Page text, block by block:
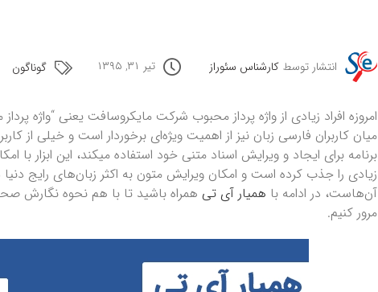
انتشار توسط کارشناس سئوراز تیر ۳۱, ۱۳۹۵ گوناگون
امروزه افراد زیادی از واژه پرداز محبوب شرکت مایکروسافت یعنی “واژه
میان کاربران فارسی زبان نیز از اهمیت ویژه‌ای برخوردار است و خیلی از
برنامه برای ایجاد و ویرایش اسناد متنی خود استفاده میکند، این ابزار با
زیادی را جذب کرده است و امکان ویرایش متون به اکثر زبان‌های رایج
آن‌هاست، در ادامه با همیار آی تی همراه باشید تا با هم نحوه نگارش
مرور کنیم.